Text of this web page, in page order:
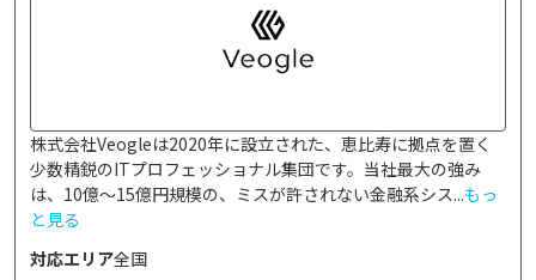
株式会社Veogleは2020年に設立された、恵比寿に拠点を置く
少数精鋭のITプロフェッショナル集団です。当社最大の強み
は、10億〜15億円規模の、ミスが許されない金融系シス...もっ
と見る
対応エリア全国